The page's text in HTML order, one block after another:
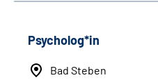
Psycholog*in
Bad Steben